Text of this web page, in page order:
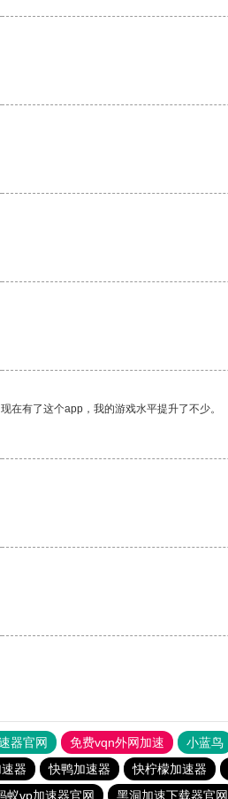
在有了这个app，我的游戏水平提升了不少。
器官网 免费vqn外网加速 小蓝鸟
器 快鸭加速器 快柠檬加速器
蚁vp加速器官网 黑洞加速下载器官网